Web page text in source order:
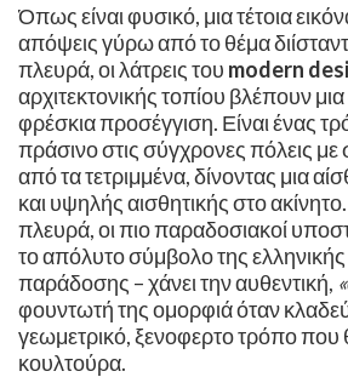
Όπως είναι φυσικό, μια τέτοια
απόψεις γύρω από το θέμα
πλευρά, οι λάτρεις του modern
αρχιτεκτονικής τοπίου βλέπουν
φρέσκια προσέγγιση. Είναι ένας
πράσινο στις σύγχρονες πόλεις με
από τα τετριμμένα, δίνοντας μια
και υψηλής αισθητικής στο
πλευρά, οι πιο παραδοσιακοί
το απόλυτο σύμβολο της ελληνικής
παράδοσης – χάνει την αυθεντική,
φουντωτή της ομορφιά όταν
γεωμετρικό, ξενοφερτο τρόπο που
κουλτούρα. ​